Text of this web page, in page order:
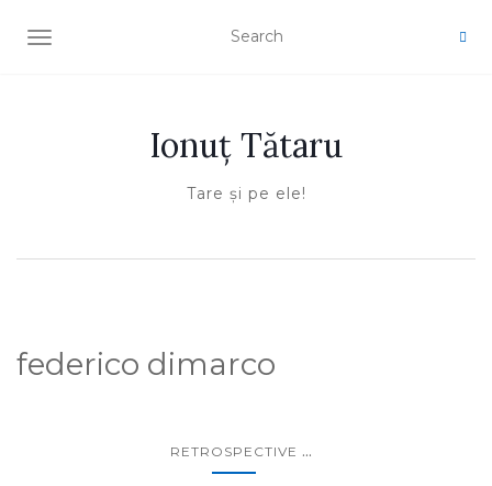
TOGGLE NAVIGATION
Ionuţ Tătaru
Tare şi pe ele!
federico dimarco
RETROSPECTIVE ...